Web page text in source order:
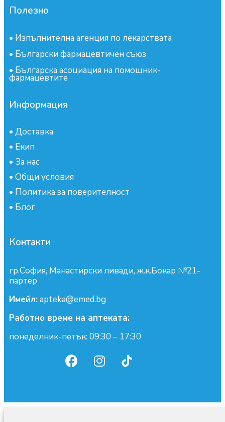
Полезно
• Изпълнителна агенция по лекарствата
• Български фармацевтичен съюз
• Българска асоциация на помощник-
фармацевтите
Информация
• Доставка
• Екип
• За нас
• Общи условия
• Политика за поверителност
• Блог
Контакти
гр.София, Манастирски ливади, ж.к.Бокар №21-
партер
Имейл:apteka@emed.bg
Работно време на аптеката:
понеделник-петък: 09:30 – 17:30